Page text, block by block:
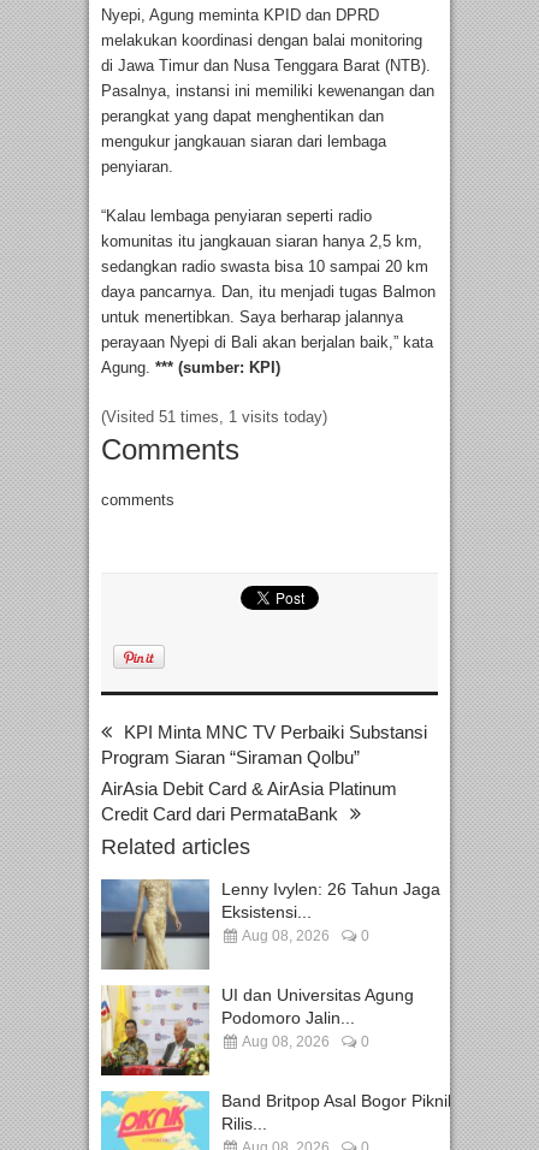
Nyepi, Agung meminta KPID dan DPRD
melakukan koordinasi dengan balai monitoring
di Jawa Timur dan Nusa Tenggara Barat (NTB).
Pasalnya, instansi ini memiliki kewenangan dan
perangkat yang dapat menghentikan dan
mengukur jangkauan siaran dari lembaga
penyiaran.
“Kalau lembaga penyiaran seperti radio
komunitas itu jangkauan siaran hanya 2,5 km,
sedangkan radio swasta bisa 10 sampai 20 km
daya pancarnya. Dan, itu menjadi tugas Balmon
untuk menertibkan. Saya berharap jalannya
perayaan Nyepi di Bali akan berjalan baik,” kata
Agung. *** (sumber: KPI)
(Visited 51 times, 1 visits today)
Comments
comments
KPI Minta MNC TV Perbaiki Substansi
Program Siaran “Siraman Qolbu”
AirAsia Debit Card & AirAsia Platinum
Credit Card dari PermataBank
Related articles
Lenny Ivylen: 26 Tahun Jaga
Eksistensi...
Aug 08, 2026 0
UI dan Universitas Agung
Podomoro Jalin...
Aug 08, 2026 0
Band Britpop Asal Bogor Piknik
Rilis...